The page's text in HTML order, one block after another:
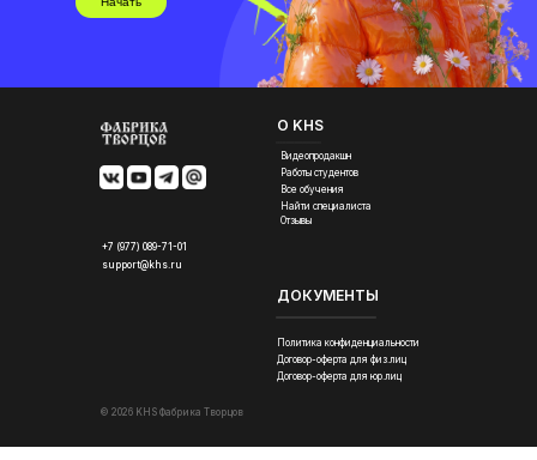
© 2026 KHS Фабрика Творцов
support@khs.ru
Договор-оферта для юр.лиц
Договор-оферта для физ.лиц
Политика конфиденциальности
ДОКУМЕНТЫ
Найти специалиста
Отзывы
Все обучения
Работы студентов
Видеопродакшн
О KHS
+7 (977) 089-71-01